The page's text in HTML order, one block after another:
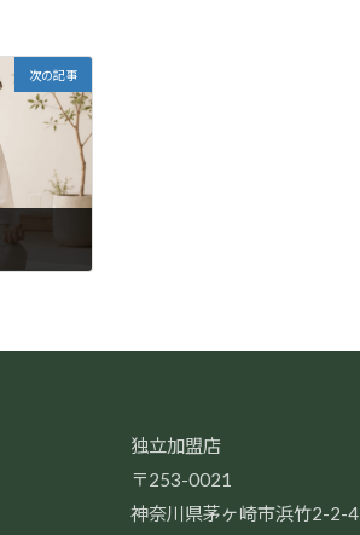
次の記事
独立加盟店
〒253-0021
神奈川県茅ヶ崎市浜竹2-2-4